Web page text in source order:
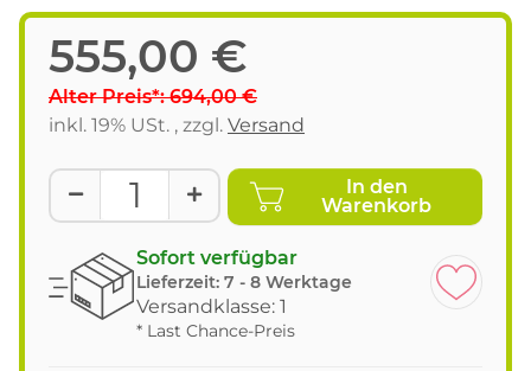
555,00 €
Alter Preis*: 694,00 €
inkl. 19% USt. , zzgl. Versand
In den
Warenkorb
Sofort verfügbar
Lieferzeit: 7 - 8 Werktage
Versandklasse: 1
* Last Chance-Preis